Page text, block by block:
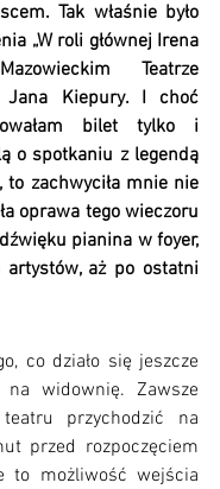
Tak właśnie było
„W roli głównej Irena
Teatrze
Jana Kiepury. I choć
bilet tylko i
o spotkaniu z legendą
zachwyciła mnie nie
oprawa tego wieczoru
pianina w foyer,
artystów, aż po ostatni
co działo się jeszcze
widownię. Zawsze
przychodzić na
przed rozpoczęciem
to możliwość wejścia